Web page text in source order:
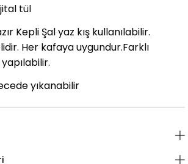
tül
Kepli Şal yaz kış kullanılabilir.
Her kafaya uygundur.Farklı
yıkanabilir